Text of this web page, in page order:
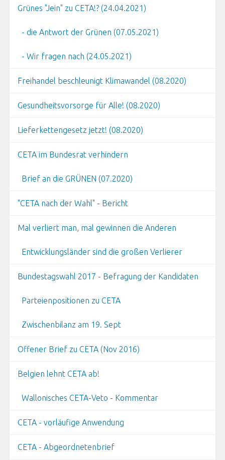
Grünes "Jein" zu CETA!? (24.04.2021)
- die Antwort der Grünen (07.05.2021)
- Wir fragen nach (24.05.2021)
Freihandel beschleunigt Klimawandel (08.2020)
Gesundheitsvorsorge für Alle! (08.2020)
Lieferkettengesetz jetzt! (08.2020)
CETA im Bundesrat verhindern
Brief an die GRÜNEN (07.2020)
"CETA nach der Wahl" - Bericht
Mal verliert man, mal gewinnen die Anderen
Entwicklungsländer sind die großen Verlierer
Bundestagswahl 2017 - Befragung der Kandidaten
Parteienpositionen zu CETA
Zwischenbilanz am 19. Sept
Offener Brief zu CETA (Nov 2016)
Belgien lehnt CETA ab!
Wallonisches CETA-Veto - Kommentar
CETA - vorläufige Anwendung
CETA - Abgeordnetenbrief